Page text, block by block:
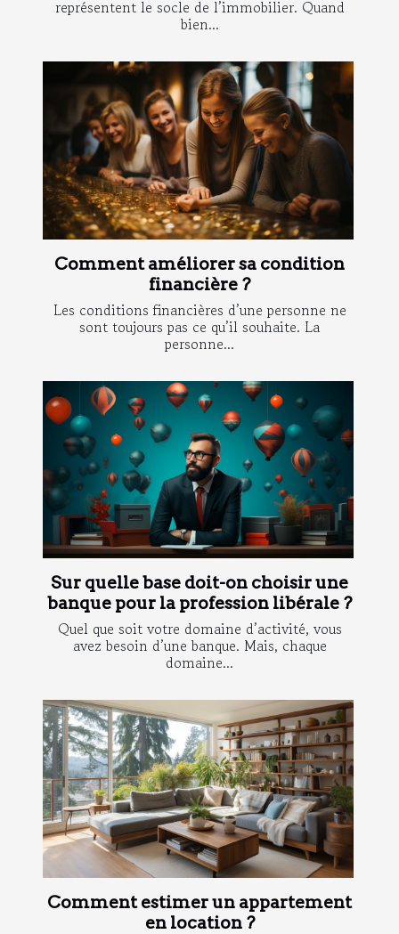
représentent le socle de l’immobilier. Quand
bien...
Comment améliorer sa condition
financière ?
Les conditions financières d’une personne ne
sont toujours pas ce qu’il souhaite. La
personne...
Sur quelle base doit-on choisir une
banque pour la profession libérale ?
Quel que soit votre domaine d’activité, vous
avez besoin d’une banque. Mais, chaque
domaine...
Comment estimer un appartement
en location ?